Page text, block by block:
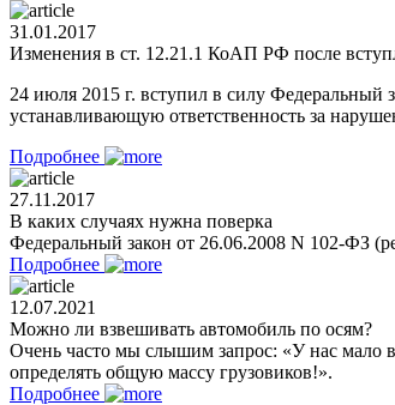
31.01.2017
Изменения в ст. 12.21.1 КоАП РФ после
24 июля 2015 г. вступил в силу
устанавливающую ответственность за
Подробнее
27.11.2017
В каких случаях нужна поверка
Федеральный закон от 26.06.2008 N 102-ФЗ
Подробнее
12.07.2021
Можно ли взвешивать автомобиль по осям?
Очень часто мы слышим запрос: «У нас мало
определять общую массу грузовиков!».
Подробнее